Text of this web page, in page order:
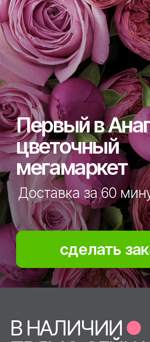
Доставка за 60 минут
Первый в Анапе
цветочный
мегамаркет
сделать заказ
В НАЛИЧИИ
ПРЯМО СЕЙЧАС